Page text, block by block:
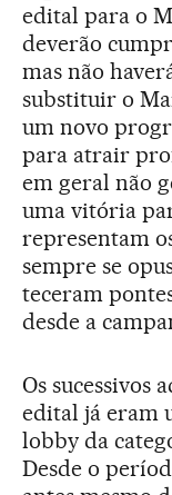
edital para o
deverão
mas não
substituir o
um novo
para atrair
em geral não
uma vitória
representam
sempre se
teceram
desde a
Os sucessivos
edital já eram
lobby da
Desde o